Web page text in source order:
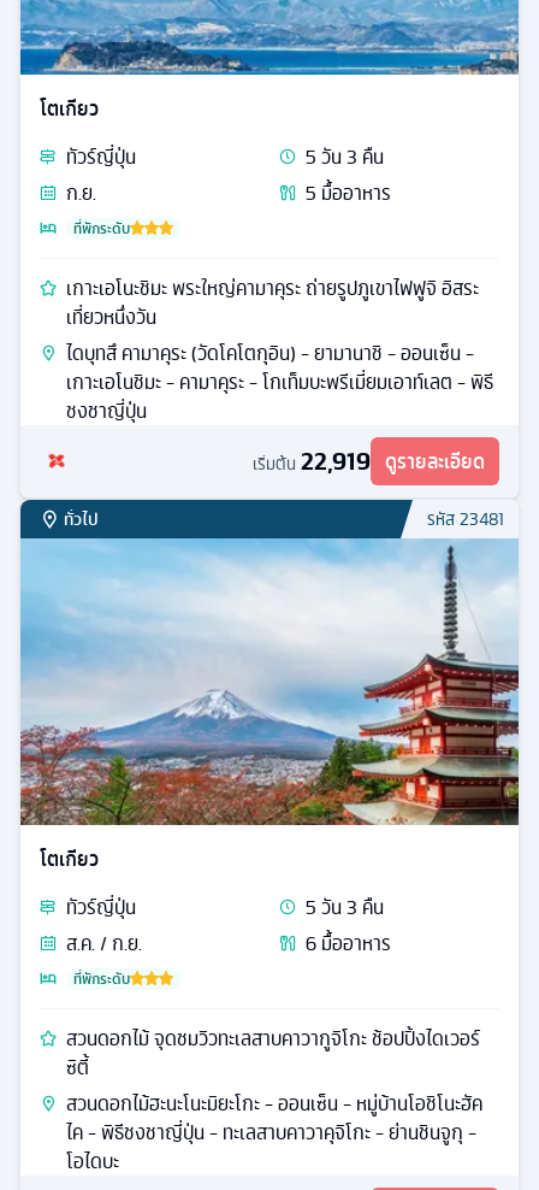
โตเกียว
ทัวร์ญี่ปุ่น 5วัน3 คืน
ก.ย.
5 มื้ออาหาร
ที่พักระดับ
เกาะเอโนะชิมะ พระใหญ่คามาคุระ ถ่ายรูปภูเขาไฟฟูจิ อิสระ
เที่ยวหนึ่งวัน
ไดบุทสึ คามาคุระ (วัดโคโตกุอิน) - ยามานาชิ - ออนเซ็น -
เกาะเอโนชิมะ - คามาคุระ - โกเท็มบะพรีเมี่ยมเอาท์เลต - พิธี
ชงชาญี่ปุ่น
เริ่มต้น 22,919 ดูรายละเอียด
ทั่วไป รหัส23481
โตเกียว
ทัวร์ญี่ปุ่น 5วัน3 คืน
ส.ค. / ก.ย.
6มื้ออาหาร
ที่พักระดับ
สวนดอกไม้ จุดชมวิวทะเลสาบคาวากูจิโกะ ช้อปปิ้งไดเวอร์
ซิตี้
สวนดอกไม้ฮะนะโนะมิยะโกะ - ออนเซ็น - หมู่บ้านโอชิโนะฮัค
ไค - พิธีชงชาญี่ปุ่น - ทะเลสาบคาวาคุจิโกะ - ย่านชินจูกุ -
โอไดบะ